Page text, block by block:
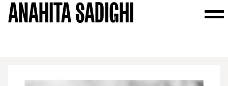
ANAHITA SADIGHI